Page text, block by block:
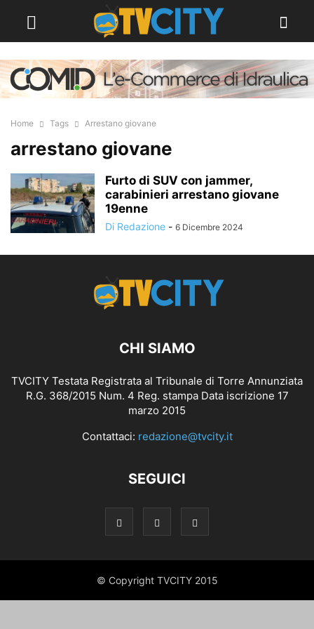
Home Tags Arrestano giovane
arrestano giovane
Furto di SUV con jammer,
carabinieri arrestano giovane
19enne
Di Redazione - 6 Dicembre 2024
CHI SIAMO
TVCITY Testata Registrata al Tribunale di Torre Annunziata
R.G. 368/2015 Num. 4 Reg. stampa Data iscrizione 17
marzo 2015
Contattaci: redazione@tvcity.it
SEGUICI
© Copyright TVCITY 2015